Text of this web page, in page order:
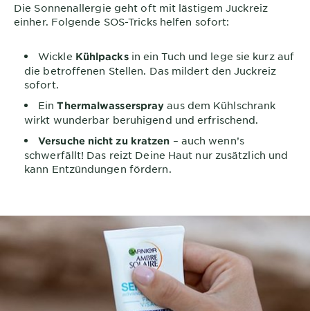
Die Sonnenallergie geht oft mit lästigem Juckreiz
einher. Folgende SOS-Tricks helfen sofort:
Wickle Kühlpacksin ein Tuch und lege sie kurz auf
die betroffenen Stellen. Das mildert den Juckreiz
sofort.
EinThermalwasserspray aus dem Kühlschrank
wirkt wunderbar beruhigend und erfrischend.
Versuche nicht zu kratzen – auch wenn’s
schwerfällt! Das reizt Deine Haut nur zusätzlich und
kann Entzündungen fördern.